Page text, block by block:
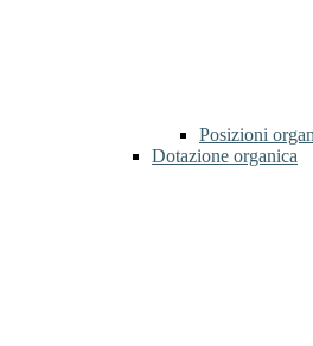
Posizioni
Dotazione organica